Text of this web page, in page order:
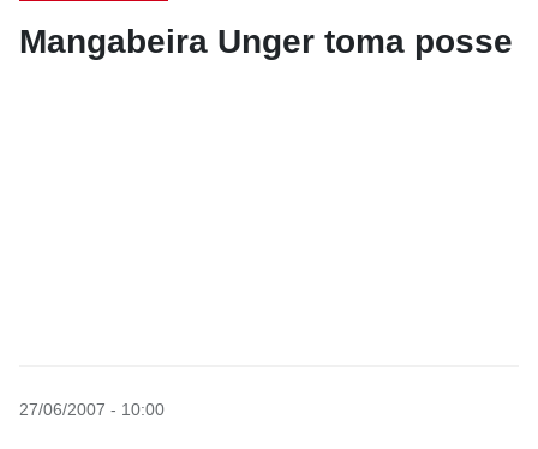
Mangabeira Unger toma posse
27/06/2007 - 10:00